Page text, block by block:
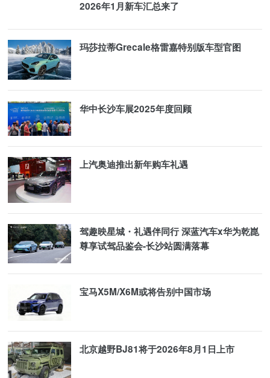
2026年1月新车汇总来了
玛莎拉蒂Grecale格雷嘉特别版车型官图
华中长沙车展2025年度回顾
上汽奥迪推出新年购车礼遇
驾趣映星城・礼遇伴同行 深蓝汽车x华为乾崑
尊享试驾品鉴会-长沙站圆满落幕
宝马X5M/X6M或将告别中国市场
北京越野BJ81将于2026年8月1日上市